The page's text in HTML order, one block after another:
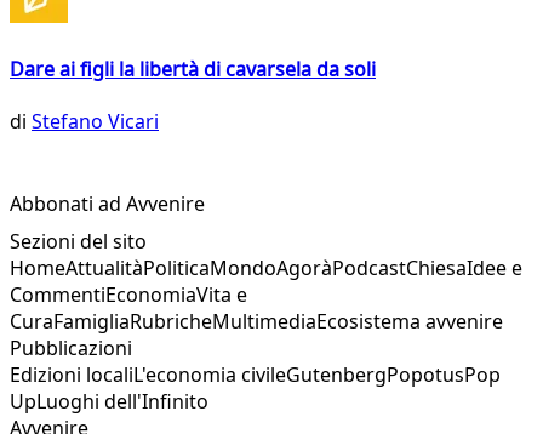
Dare ai figli la libertà di cavarsela da soli
di Stefano Vicari
Abbonati ad Avvenire
Sezioni del sito
HomeAttualitàPoliticaMondoAgoràPodcastChiesaIdee e
CommentiEconomiaVita e
CuraFamigliaRubricheMultimediaEcosistema avvenire
Pubblicazioni
Edizioni localiL'economia civileGutenbergPopotusPop
UpLuoghi dell'Infinito
Avvenire